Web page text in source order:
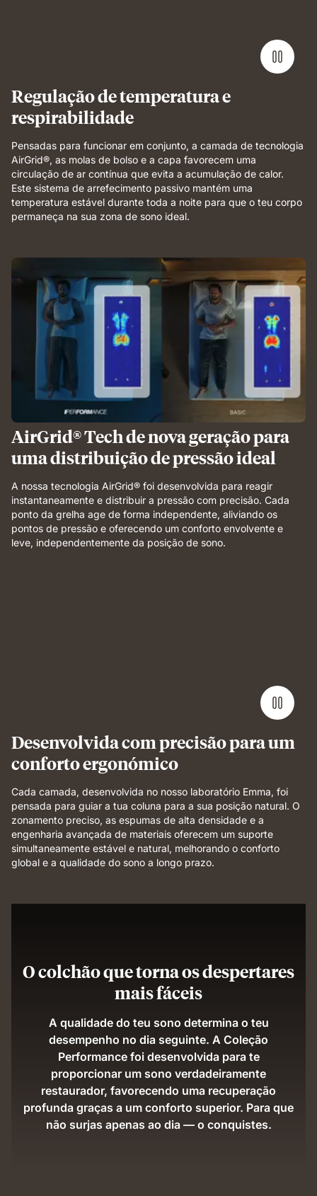
breathable
comfort.
Regulação de temperatura e
respirabilidade
Pensadas para funcionar em conjunto, a camada de tecnologia
AirGrid®, as molas de bolso e a capa favorecem uma
circulação de ar contínua que evita a acumulação de calor.
Este sistema de arrefecimento passivo mantém uma
temperatura estável durante toda a noite para que o teu corpo
permaneça na sua zona de sono ideal.
AirGrid® Tech de nova geração para
uma distribuição de pressão ideal
A nossa tecnologia AirGrid® foi desenvolvida para reagir
instantaneamente e distribuir a pressão com precisão. Cada
ponto da grelha age de forma independente, aliviando os
pontos de pressão e oferecendo um conforto envolvente e
leve, independentemente da posição de sono.
support.
Desenvolvida com precisão para um
conforto ergonómico
Cada camada, desenvolvida no nosso laboratório Emma, foi
pensada para guiar a tua coluna para a sua posição natural. O
zonamento preciso, as espumas de alta densidade e a
engenharia avançada de materiais oferecem um suporte
simultaneamente estável e natural, melhorando o conforto
global e a qualidade do sono a longo prazo.
O colchão que torna os despertares
mais fáceis
A qualidade do teu sono determina o teu
desempenho no dia seguinte. A Coleção
Performance foi desenvolvida para te
proporcionar um sono verdadeiramente
restaurador, favorecendo uma recuperação
profunda graças a um conforto superior. Para que
não surjas apenas ao dia — o conquistes.